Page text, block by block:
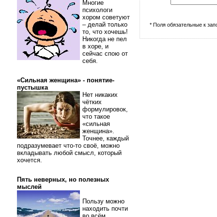
Многие
психологи
хором советуют
– делай только
то, что хочешь!
Никогда не пел
в хоре, и
сейчас спою от
себя.
«Сильная женщина» - понятие-
пустышка
Нет никаких
чётких
формулировок,
что такое
«сильная
женщина».
Точнее, каждый
подразумевает что-то своё, можно
вкладывать любой смысл, который
хочется.
Пять неверных, но полезных
мыслей
Пользу можно
находить почти
* Поля обязательные к